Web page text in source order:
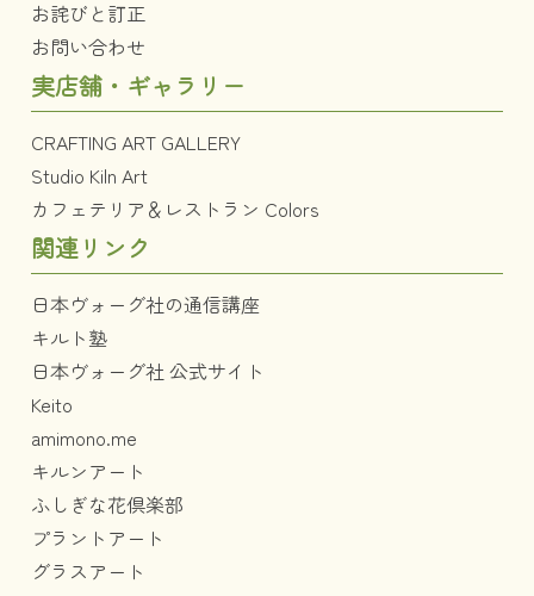
お詫びと訂正
お問い合わせ
実店舗・ギャラリー
CRAFTING ART GALLERY
Studio Kiln Art
カフェテリア＆レストラン Colors
関連リンク
日本ヴォーグ社の通信講座
キルト塾
日本ヴォーグ社 公式サイト
Keito
amimono.me
キルンアート
ふしぎな花倶楽部
プラントアート
グラスアート